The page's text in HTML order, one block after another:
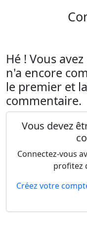
Hé ! Vous
n'a encore
le premier et
commentaire.
Vous devez
Connectez-vous
profitez
Créez votre